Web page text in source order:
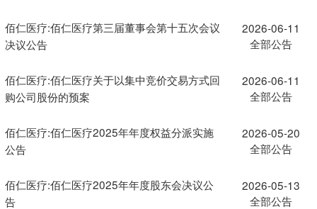
佰仁医疗:佰仁医疗第三届董事会第十五次会议
决议公告
2026-06-11
全部公告
佰仁医疗:佰仁医疗关于以集中竞价交易方式回
购公司股份的预案
2026-06-11
全部公告
佰仁医疗:佰仁医疗2025年年度权益分派实施
公告
2026-05-20
全部公告
佰仁医疗:佰仁医疗2025年年度股东会决议公
告
2026-05-13
全部公告